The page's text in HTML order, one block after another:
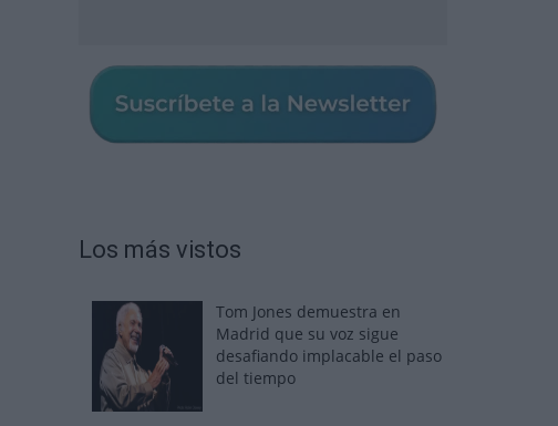
Los más vistos
Tom Jones demuestra en
Madrid que su voz sigue
desafiando implacable el paso
del tiempo